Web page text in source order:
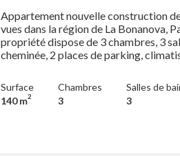
Appartement nouvelle construction
vues dans la région de La Bonanova,
propriété dispose de 3 chambres, 3
cheminée, 2 places de parking,
Surface
140 m2
Chambres
3
Salles de
3